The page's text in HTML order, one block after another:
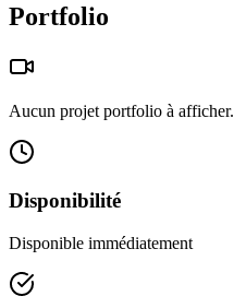
Portfolio
Aucun projet portfolio à afficher.
Disponibilité
Disponible immédiatement